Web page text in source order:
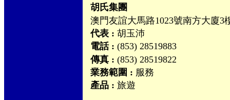
胡氏集團
澳門友誼大馬路1023號南方大廈3
代表 :胡玉沛
電話 :(853) 28519883
傳真 :(853) 28519822
業務範圍 : 服務
產品 :旅遊